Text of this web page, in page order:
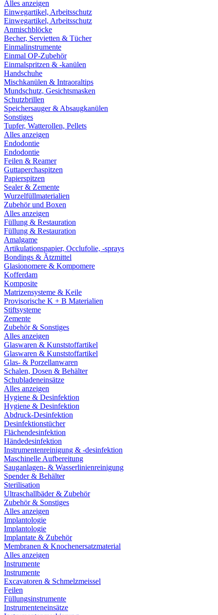
Alles anzeigen
Einwegartikel, Arbeitsschutz
Einwegartikel, Arbeitsschutz
Anmischblöcke
Becher, Servietten & Tücher
Einmalinstrumente
Einmal OP-Zubehör
Einmalspritzen & -kanülen
Handschuhe
Mischkanülen & Intraoraltips
Mundschutz, Gesichtsmasken
Schutzbrillen
Speichersauger & Absaugkanülen
Sonstiges
Tupfer, Watterollen, Pellets
Alles anzeigen
Endodontie
Endodontie
Feilen & Reamer
Guttaperchaspitzen
Papierspitzen
Sealer & Zemente
Wurzelfüllmaterialien
Zubehör und Boxen
Alles anzeigen
Füllung & Restauration
Füllung & Restauration
Amalgame
Artikulationspapier, Occlufolie, -sprays
Bondings & Ätzmittel
Glasionomere & Kompomere
Kofferdam
Komposite
Matrizensysteme & Keile
Provisorische K + B Materialien
Stiftsysteme
Zemente
Zubehör & Sonstiges
Alles anzeigen
Glaswaren & Kunststoffartikel
Glaswaren & Kunststoffartikel
Glas- & Porzellanwaren
Schalen, Dosen & Behälter
Schubladeneinsätze
Alles anzeigen
Hygiene & Desinfektion
Hygiene & Desinfektion
Abdruck-Desinfektion
Desinfektionstücher
Flächendesinfektion
Händedesinfektion
Instrumentenreinigung & -desinfektion
Maschinelle Aufbereitung
Sauganlagen- & Wasserlinienreinigung
Spender & Behälter
Sterilisation
Ultraschallbäder & Zubehör
Zubehör & Sonstiges
Alles anzeigen
Implantologie
Implantologie
Implantate & Zubehör
Membranen & Knochenersatzmaterial
Alles anzeigen
Instrumente
Instrumente
Excavatoren & Schmelzmeissel
Feilen
Füllungsinstrumente
Instrumenteneinsätze